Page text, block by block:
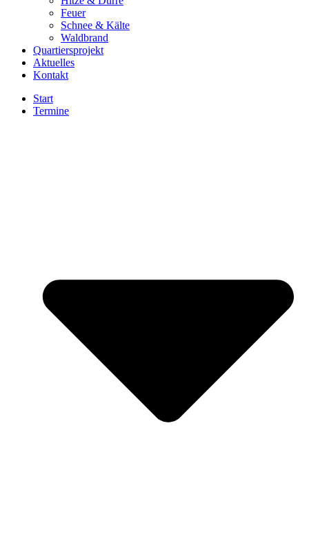
Feuer
Schnee & Kälte
Waldbrand
Quartiersprojekt
Aktuelles
Kontakt
Start
Termine